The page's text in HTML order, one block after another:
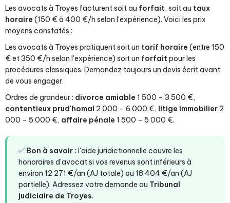
Les avocats à Troyes facturent soit au forfait, soit au taux
horaire (150 € à 400 €/h selon l'expérience). Voici les prix
moyens constatés :
Les avocats à Troyes pratiquent soit un tarif horaire (entre 150
€ et 350 €/h selon l'expérience) soit un forfait pour les
procédures classiques. Demandez toujours un devis écrit avant
de vous engager.
Ordres de grandeur : divorce amiable 1 500 – 3 500 €,
contentieux prud'homal 2 000 – 6 000 €, litige immobilier 2
000 – 5 000 €, affaire pénale 1 500 – 5 000 €.
✅ Bon à savoir : l'aide juridictionnelle couvre les
honoraires d'avocat si vos revenus sont inférieurs à
environ 12 271 €/an (AJ totale) ou 18 404 €/an (AJ
partielle). Adressez votre demande au Tribunal
judiciaire de Troyes.